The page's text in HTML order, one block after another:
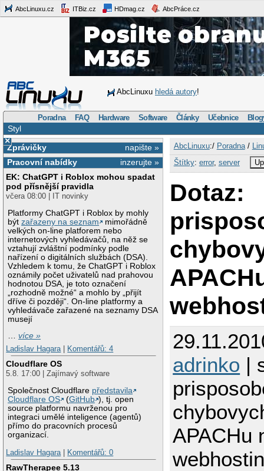
AbcLinuxu.cz ITBiz.cz HDmag.cz AbcPráce.cz
AbcLinuxu hledá autory!
Poradna FAQ Hardware Software Články Učebnice
Styl
×
napište »
Zprávičky
inzerujte »
Pracovní nabídky
EK: ChatGPT i Roblox mohou spadat
pod přísnější pravidla
včera 08:00 | IT novinky
Platformy ChatGPT i Roblox by mohly
býtzařazeny na seznam
mimořádně
velkých on-line platforem nebo
internetových vyhledávačů, na něž se
vztahují zvláštní podmínky podle
nařízení o digitálních službách (DSA).
Vzhledem k tomu, že ChatGPT i Roblox
oznámily počet uživatelů nad prahovou
hodnotou DSA, je toto označení
„rozhodně možné“ a mohlo by „přijít
dříve či později“. On-line platformy a
vyhledávače zařazené na seznamy DSA
musejí
…více »
Ladislav Hagara
Komentářů: 4
Cloudflare OS
5.8. 17:00 | Zajímavý software
Společnost Cloudflare představila
Cloudflare OS
(GitHub ), tj. open
source platformu navrženou pro
integraci umělé inteligence (agentů)
přímo do pracovních procesů
organizací.
Ladislav Hagara
Komentářů: 0
RawTherapee 5.13
AbcLinuxu:/ Poradna/
Štítky: error, server
Dotaz:
adrinko |
APACHu